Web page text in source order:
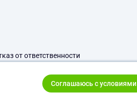
от ответственности
Соглашаюсь с условиями